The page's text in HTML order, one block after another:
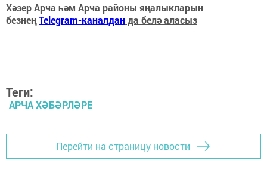
Хәзер Арча һәм Арча районы яңалыкларын
безнеңTelegram-каналданда белә аласыз
Теги:
АРЧА ХӘБӘРЛӘРЕ
Перейти на страницу новости